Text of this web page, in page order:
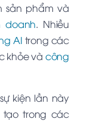
sản phẩm và
doanh. Nhiều
AI trong các
khỏe và công
kiện lần này
tạo trong các